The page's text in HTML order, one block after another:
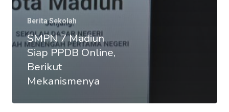
Berita Sekolah
SMPN 7 Madiun
Siap PPDB Online,
Berikut
Mekanismenya